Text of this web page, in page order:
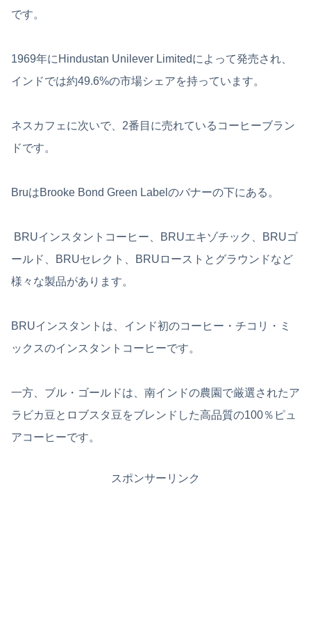
です。
1969年にHindustan Unilever Limitedによって発売され、
インドでは約49.6%の市場シェアを持っています。
ネスカフェに次いで、2番目に売れているコーヒーブラン
ドです。
BruはBrooke Bond Green Labelのバナーの下にある。
BRUインスタントコーヒー、BRUエキゾチック、BRUゴ
ールド、BRUセレクト、BRUローストとグラウンドなど
様々な製品があります。
BRUインスタントは、インド初のコーヒー・チコリ・ミ
ックスのインスタントコーヒーです。
一方、ブル・ゴールドは、南インドの農園で厳選されたア
ラビカ豆とロブスタ豆をブレンドした高品質の100％ピュ
アコーヒーです。
スポンサーリンク